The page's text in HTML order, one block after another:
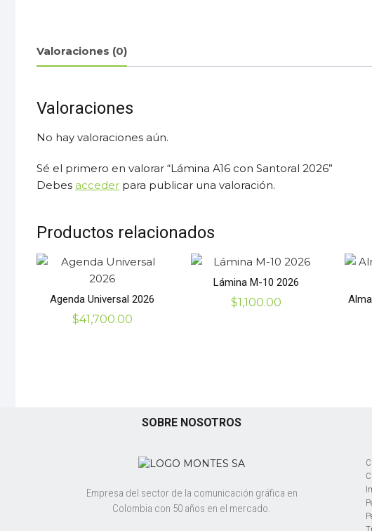
Valoraciones (0)
Valoraciones
No hay valoraciones aún.
Sé el primero en valorar “Lámina A16 con Santoral 2026”
Debes acceder para publicar una valoración.
Productos relacionados
Agenda Universal 2026
$41,700.00
Lámina M-10 2026
$1,100.00
SOBRE NOSOTROS
Empresa del sector de la comunicación gráfica en
Colombia con 50 años en el mercado.